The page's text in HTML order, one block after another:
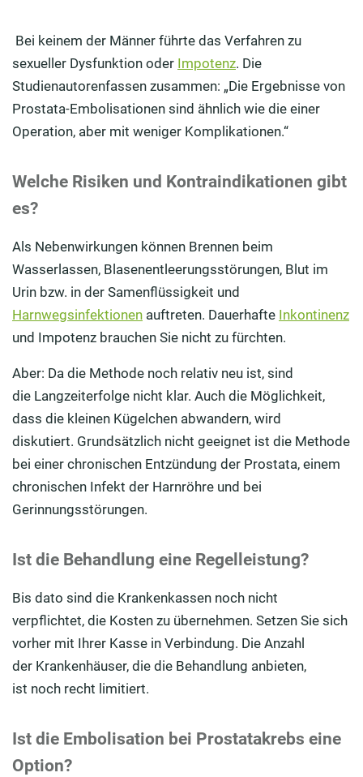
Bei keinem der Männer führte das Verfahren zu
sexueller Dysfunktion oder Impotenz. Die
Studienautorenfassen zusammen: „Die Ergebnisse von
Prostata-Embolisationen sind ähnlich wie die einer
Operation, aber mit weniger Komplikationen.“
Welche Risiken und Kontraindikationen gibt
es?
Als Nebenwirkungen können Brennen beim
Wasserlassen, Blasenentleerungsstörungen, Blut im
Urin bzw. in der Samenflüssigkeit und
Harnwegsinfektionen auftreten. Dauerhafte Inkontinenz
und Impotenz brauchen Sie nicht zu fürchten.
Aber: Da die Methode noch relativ neu ist, sind
die Langzeiterfolge nicht klar. Auch die Möglichkeit,
dass die kleinen Kügelchen abwandern, wird
diskutiert. Grundsätzlich nicht geeignet ist die Methode
bei einer chronischen Entzündung der Prostata, einem
chronischen Infekt der Harnröhre und bei
Gerinnungsstörungen.
Ist die Behandlung eine Regelleistung?
Bis dato sind die Krankenkassen noch nicht
verpflichtet, die Kosten zu übernehmen. Setzen Sie sich
vorher mit Ihrer Kasse in Verbindung. Die Anzahl
der Krankenhäuser, die die Behandlung anbieten,
ist noch recht limitiert.
Ist die Embolisation bei Prostatakrebs eine
Option?